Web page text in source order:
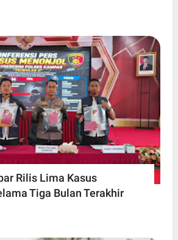
Rilis Lima Kasus
Tiga Bulan Terakhir